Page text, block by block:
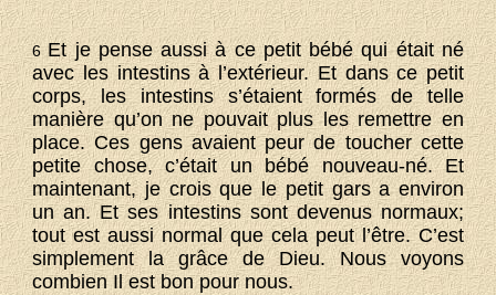
6Et je pense aussi à ce petit bébé qui était né
avec les intestins à l’extérieur. Et dans ce petit
corps, les intestins s’étaient formés de telle
manière qu’on ne pouvait plus les remettre en
place. Ces gens avaient peur de toucher cette
petite chose, c’était un bébé nouveau-né. Et
maintenant, je crois que le petit gars a environ
un an. Et ses intestins sont devenus normaux;
tout est aussi normal que cela peut l’être. C’est
simplement la grâce de Dieu. Nous voyons
combien Il est bon pour nous.